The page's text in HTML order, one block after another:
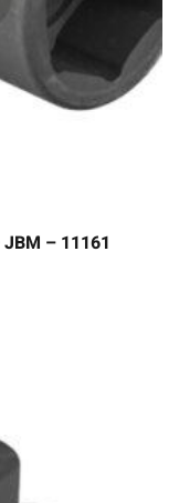
JBM – 11161